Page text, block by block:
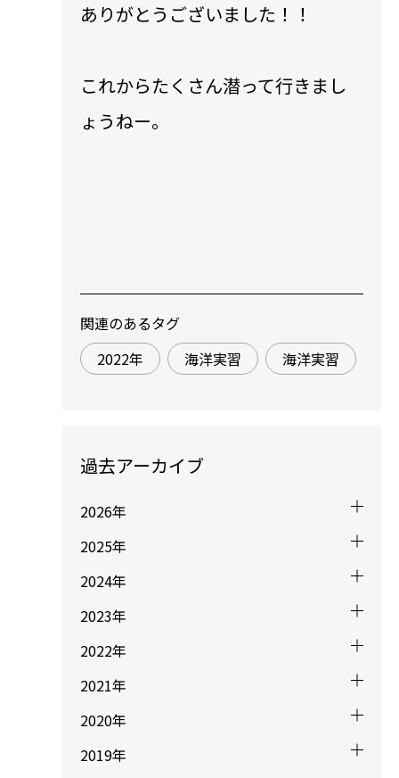
ありがとうございました！！
これからたくさん潜って行きまし
ょうねー。
関連のあるタグ
2022年
海洋実習 海洋実習
過去アーカイブ
2026年
2025年
2024年
2023年
2022年
2021年
2020年
2019年